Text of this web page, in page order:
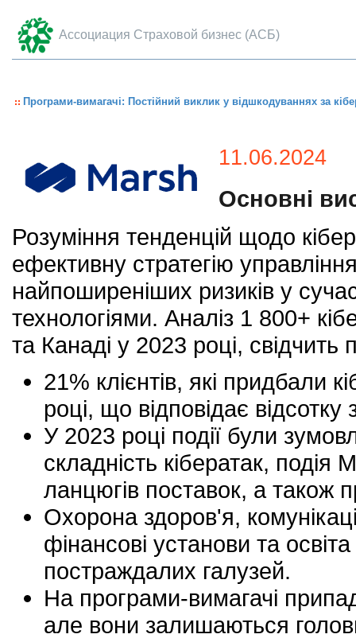
Ассоциация Страховой бизнес (АСБ)
Програми-вимагачі: Постійний виклик у відшкодуваннях за
11.06.2024
Основні
Розуміння тенденцій щодо
ефективну стратегію
найпоширеніших ризиків у
технологіями. Аналіз 1 800+
та Канаді у 2023 році, свідчить
21% клієнтів, які придбали
році, що відповідає відсотку
У 2023 році події були
складність кібератак, подія
ланцюгів поставок, а також
Охорона здоров'я,
фінансові установи та
постраждалих галузей.
На програми-вимагачі
але вони залишаються